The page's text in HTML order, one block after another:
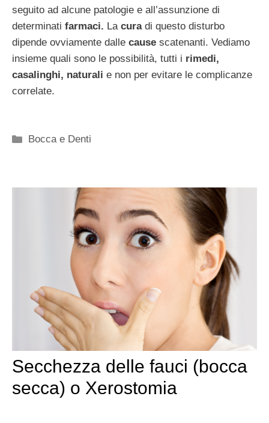
seguito ad alcune patologie e all’assunzione di
determinati farmaci. Lacuradi questo disturbo
dipende ovviamente dalle cause scatenanti. Vediamo
insieme quali sono le possibilità, tutti i rimedi,
casalinghi, naturali e non per evitare le complicanze
correlate.
Categorie
Bocca e Denti
Secchezza delle fauci (bocca
secca) o Xerostomia